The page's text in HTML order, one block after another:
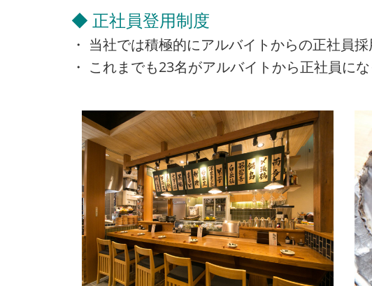
◆ 正社員登用制度
・ 当社では積極的にアルバイトからの正社員採
・ これまでも23名がアルバイトから正社員にな